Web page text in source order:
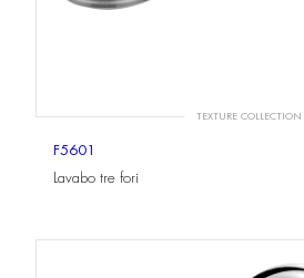
TEXTURE COLLECTION
F5601
Lavabo tre fori